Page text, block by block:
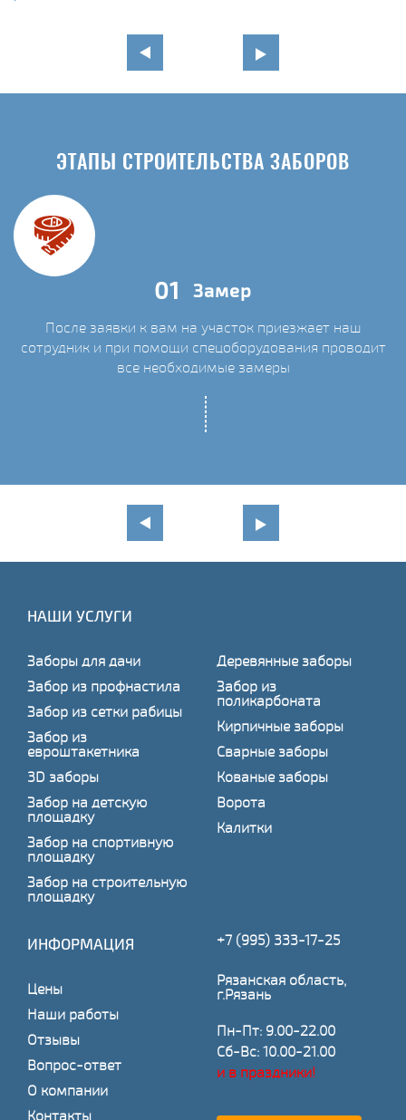
ЭТАПЫ СТРОИТЕЛЬСТВА ЗАБОРОВ
01 Замер
После заявки к вам на участок приезжает наш
сотрудник и при помощи спецоборудования проводит
все необходимые замеры
НАШИ УСЛУГИ
Заборы для дачи
Забор из профнастила
Забор из сетки рабицы
Забор из
евроштакетника
3D заборы
Забор на детскую
площадку
Забор на спортивную
площадку
Забор на строительную
площадку
Деревянные заборы
Забор из
поликарбоната
Кирпичные заборы
Сварные заборы
Кованые заборы
Ворота
Калитки
ИНФОРМАЦИЯ
Цены
Наши работы
Отзывы
Вопрос-ответ
О компании
Контакты
+7 (995) 333-17-25
Рязанская область,
г.Рязань
Пн-Пт: 9.00-22.00
Сб-Вс: 10.00-21.00
и в праздники!